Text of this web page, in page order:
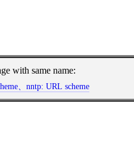
with same name:
、nntp: URL scheme